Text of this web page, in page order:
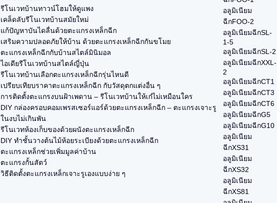
รีโนเวทบ้านทาวน์โฮมให้ดูแพง
เคล็ดลับรีโนเวทบ้านสมัยใหม่
แก้ปัญหาบันไดลื่นด้วยตะแกรงเหล็กฉีก
เสริมความปลอดภัยให้บ้าน ด้วยตะแกรงเหล็กฉีกกันขโมย
ตะแกรงเหล็กฉีกกับบ้านสไตล์มินิมอล
ไอเดียรีโนเวทบ้านสไตล์ญี่ปุ่น
รีโนเวทบ้านเลือกตะแกรงเหล็กฉีกรุ่นไหนดี
เปรียบเทียบราคาตะแกรงเหล็กฉีก กับวัสดุตกแต่งอื่น ๆ
การติดตั้งตะแกรงบนฝ้าเพดาน – รีโนเวทบ้านให้เก๋ไม่เหมือนใคร
DIY กล่องครอบคอมเพรสเซอร์แอร์ด้วยตะแกรงเหล็กฉีก – ตะแกรงเจาะรู
ในงบไม่เกินพัน
รีโนเวทห้องเก็บของด้วยผนังตะแกรงเหล็กฉีก
DIY ทำชั้นวางต้นไม้ห้อยระเบียงด้วยตะแกรงเหล็กฉีก
ตะแกรงเหล็กช่วยเพิ่มมูลค่าบ้าน
ตะแกรงกั้นสัตว์
วิธีติดตั้งตะแกรงเหล็กเจาะรูเองแบบง่าย ๆ
อลูมิเนียม
ฉีกFOO-2
อลูมิเนียมฉีกSL-
1-5
อลูมิเนียมฉีกSL-2
อลูมิเนียมฉีกXXL-
2
อลูมิเนียมฉีกCT1
อลูมิเนียมฉีกCT3
อลูมิเนียมฉีกCT6
อลูมิเนียมฉีกG5
อลูมิเนียมฉีกG10
อลูมิเนียม
ฉีกXS31
อลูมิเนียม
ฉีกXS32
อลูมิเนียม
ฉีกXS81